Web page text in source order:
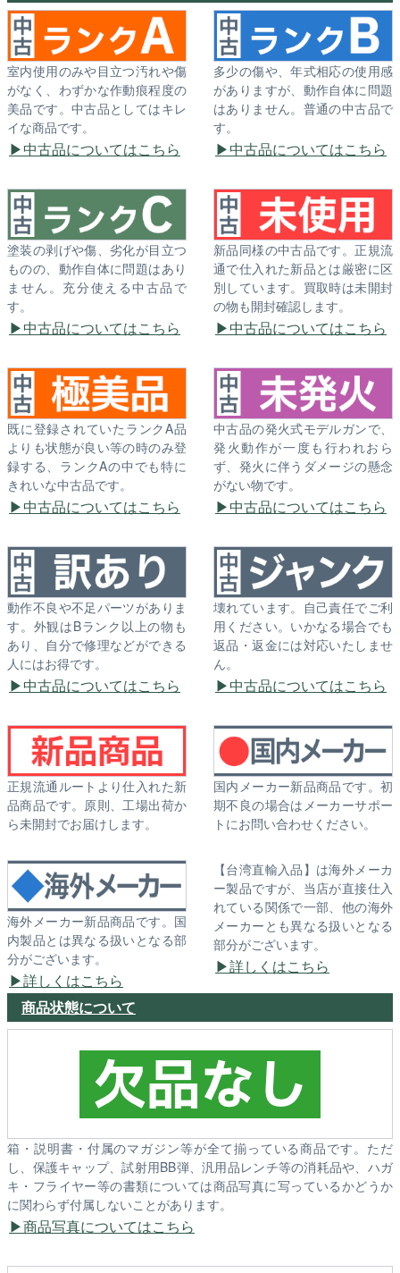
室内使用のみや目立つ汚れや傷
がなく、わずかな作動痕程度の
美品です。中古品としてはキレ
イな商品です。
中古品についてはこちら
多少の傷や、年式相応の使用感
がありますが、動作自体に問題
はありません。普通の中古品で
す。
中古品についてはこちら
塗装の剥げや傷、劣化が目立つ
ものの、動作自体に問題はあり
ません。充分使える中古品で
す。
中古品についてはこちら
新品同様の中古品です。正規流
通で仕入れた新品とは厳密に区
別しています。買取時は未開封
の物も開封確認します。
中古品についてはこちら
既に登録されていたランクA品
よりも状態が良い等の時のみ登
録する、ランクAの中でも特に
きれいな中古品です。
中古品についてはこちら
中古品の発火式モデルガンで、
発火動作が一度も行われおら
ず、発火に伴うダメージの懸念
がない物です。
中古品についてはこちら
動作不良や不足パーツがありま
す。外観はBランク以上の物も
あり、自分で修理などができる
人にはお得です。
中古品についてはこちら
壊れています。自己責任でご利
用ください。いかなる場合でも
返品・返金には対応いたしませ
ん。
中古品についてはこちら
正規流通ルートより仕入れた新
品商品です。原則、工場出荷か
ら未開封でお届けします。
国内メーカー新品商品です。初
期不良の場合はメーカーサポー
トにお問い合わせください。
海外メーカー新品商品です。国
内製品とは異なる扱いとなる部
分がございます。
詳しくはこちら
【台湾直輸入品】は海外メーカ
ー製品ですが、当店が直接仕入
れている関係で一部、他の海外
メーカーとも異なる扱いとなる
部分がございます。
詳しくはこちら
商品状態について
箱・説明書・付属のマガジン等が全て揃っている商品です。ただ
し、保護キャップ、試射用BB弾、汎用品レンチ等の消耗品や、ハガ
キ・フライヤー等の書類については商品写真に写っているかどうか
に関わらず付属しないことがあります。
商品写真についてはこちら